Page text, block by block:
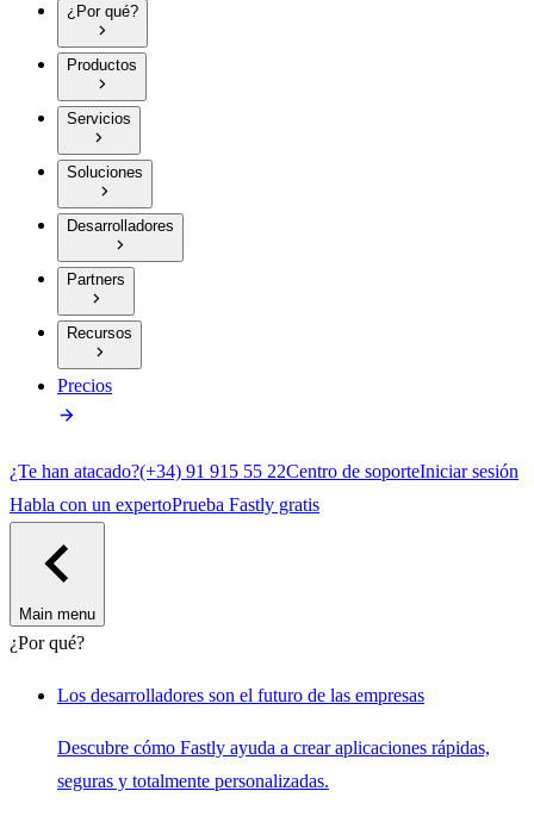
¿Por qué?
Productos
Servicios
Soluciones
Desarrolladores
Partners
Recursos
Precios
¿Te han atacado?(+34) 91 915 55 22Centro de soporteIniciar sesión
Habla con un expertoPrueba Fastly gratis
Main menu
¿Por qué?
Los desarrolladores son el futuro de las empresas
Descubre cómo Fastly ayuda a crear aplicaciones rápidas,
seguras y totalmente personalizadas.